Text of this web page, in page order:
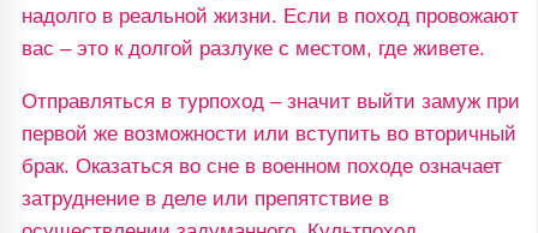
надолго в реальной жизни. Если в поход провожают
вас – это к долгой разлуке с местом, где живете.
Отправляться в турпоход – значит выйти замуж при
первой же возможности или вступить во вторичный
брак. Оказаться во сне в военном походе означает
затруднение в деле или препятствие в